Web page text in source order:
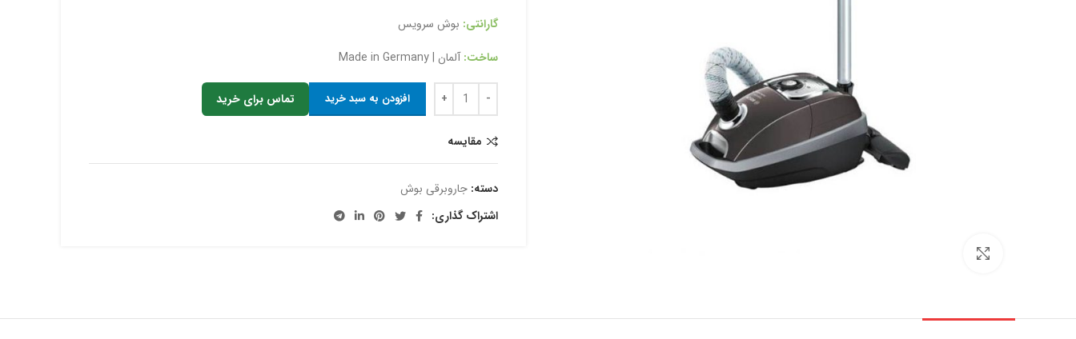
گارانتی: بوش سرویس
ساخت: آلمان | Made in Germany
افزودن به سبد خرید تماس برای خرید
مقایسه
دسته: جاروبرقی بوش
اشتراک گذاری: